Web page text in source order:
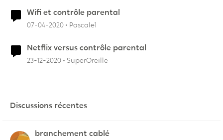
Wifi et contrôle parental
07-04-2020 Pascale1
Netflix versus contrôle parental
23-12-2020 SuperOreille
Discussions récentes
branchement cablé